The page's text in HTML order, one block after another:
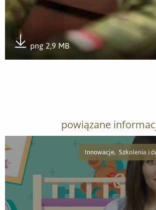
png 2,9 MB
powiązane
Innowacje, Szkolenia i